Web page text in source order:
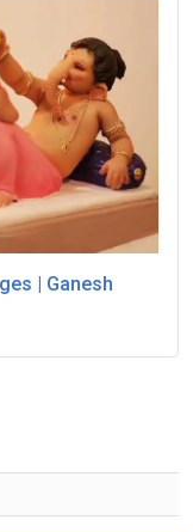
| Ganesh